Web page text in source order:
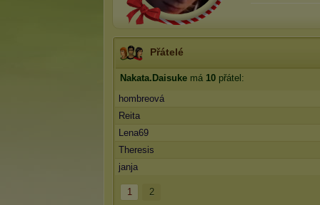
Přátelé
Nakata.Daisuke má 10 přátel:
hombreová
Reita
Lena69
Theresis
janja
1 2